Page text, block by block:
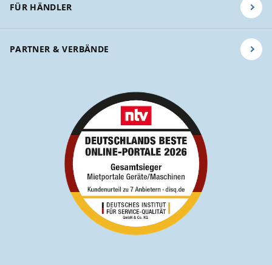
FÜR HÄNDLER
PARTNER & VERBÄNDE